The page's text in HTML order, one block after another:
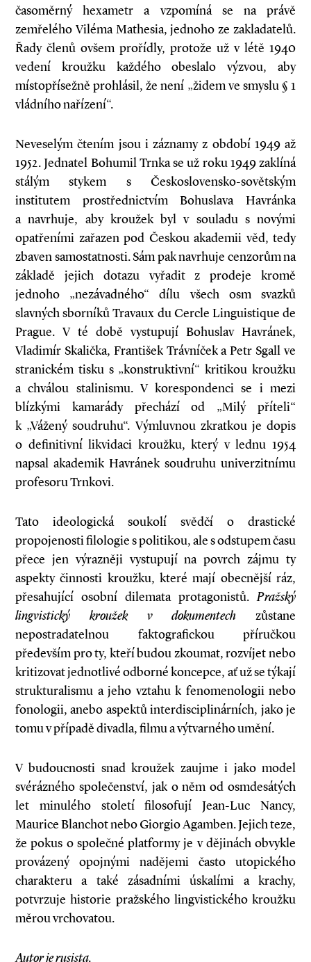
časoměrný hexametr a vzpomíná se na právě
zemřelého Viléma Mathesia, jednoho ze zakladatelů.
Řady členů ovšem prořídly, protože už v létě 1940
vedení kroužku každého obeslalo výzvou, aby
místopřísežně prohlásil, že není „židem ve smyslu § 1
vládního nařízení“.
Neveselým čtením jsou i záznamy z období 1949 až
1952. Jednatel Bohumil Trnka se už roku 1949 zaklíná
stálým stykem s Československo-sovětským
institutem prostřednictvím Bohuslava Havránka
a navrhuje, aby kroužek byl v souladu s novými
opatřeními zařazen pod Českou akademii věd, tedy
zbaven samostatnosti. Sám pak navrhuje cenzorům na
základě jejich dotazu vyřadit z prodeje kromě
jednoho „nezávadného“ dílu všech osm svazků
slavných sborníků Travaux du Cercle Linguistique de
Prague. V té době vystupují Bohuslav Havránek,
Vladimír Skalička, František Trávníček a Petr Sgall ve
stranickém tisku s „konstruktivní“ kritikou kroužku
a chválou stalinismu. V korespondenci se i mezi
blízkými kamarády přechází od „Milý příteli“
k „Vážený soudruhu“. Výmluvnou zkratkou je dopis
o definitivní likvidaci kroužku, který v lednu 1954
napsal akademik Havránek soudruhu univerzitnímu
profesoru Trnkovi.
Tato ideologická soukolí svědčí o drastické
propojenosti filologie s politikou, ale s odstupem času
přece jen výrazněji vystupují na povrch zájmu ty
aspekty činnosti kroužku, které mají obecnější ráz,
přesahující osobní dilemata protagonistů.Pražský
lingvistický kroužek v dokumentech zůstane
nepostradatelnou faktografickou příručkou
především pro ty, kteří budou zkoumat, rozvíjet nebo
kritizovat jednotlivé odborné koncepce, ať už se týkají
strukturalismu a jeho vztahu k fenomenologii nebo
fonologii, anebo aspektů interdisciplinárních, jako je
tomu v případě divadla, filmu a výtvarného umění.
V budoucnosti snad kroužek zaujme i jako model
svérázného společenství, jak o něm od osmdesátých
let minulého století filosofují Jean-Luc Nancy,
Maurice Blanchot nebo Giorgio Agamben. Jejich teze,
že pokus o společné platformy je v dějinách obvykle
provázený opojnými nadějemi často utopického
charakteru a také zásadními úskalími a krachy,
potvrzuje historie pražského lingvistického kroužku
měrou vrchovatou.
Autor je rusista.